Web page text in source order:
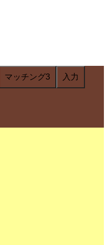
マッチング3 入力